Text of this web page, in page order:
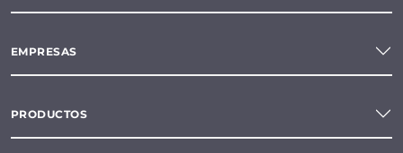
EMPRESAS
PRODUCTOS